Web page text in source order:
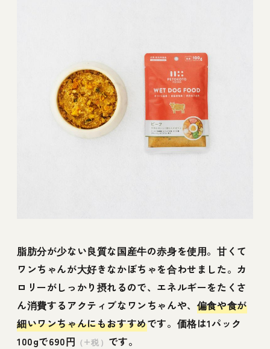
脂肪分が少ない良質な国産牛の赤身を使用。甘くて
ワンちゃんが大好きなかぼちゃを合わせました。カ
ロリーがしっかり摂れるので、エネルギーをたくさ
ん消費するアクティブなワンちゃんや、 偏食や食が
細いワンちゃんにもおすすめです。価格は1パック
100gで690円 （+税） です。